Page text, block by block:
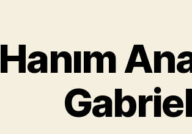
Hanım